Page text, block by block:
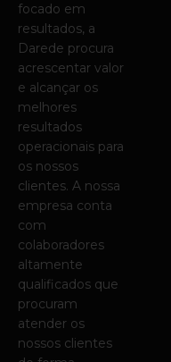
focado em
resultados, a
Darede procura
acrescentar valor
e alcançar os
melhores
resultados
operacionais para
os nossos
clientes. A nossa
empresa conta
com
colaboradores
altamente
qualificados que
procuram
atender os
nossos clientes